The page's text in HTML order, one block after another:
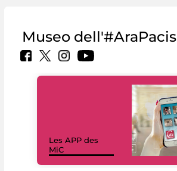
Museo dell'#AraPacis
Les APP des
MiC